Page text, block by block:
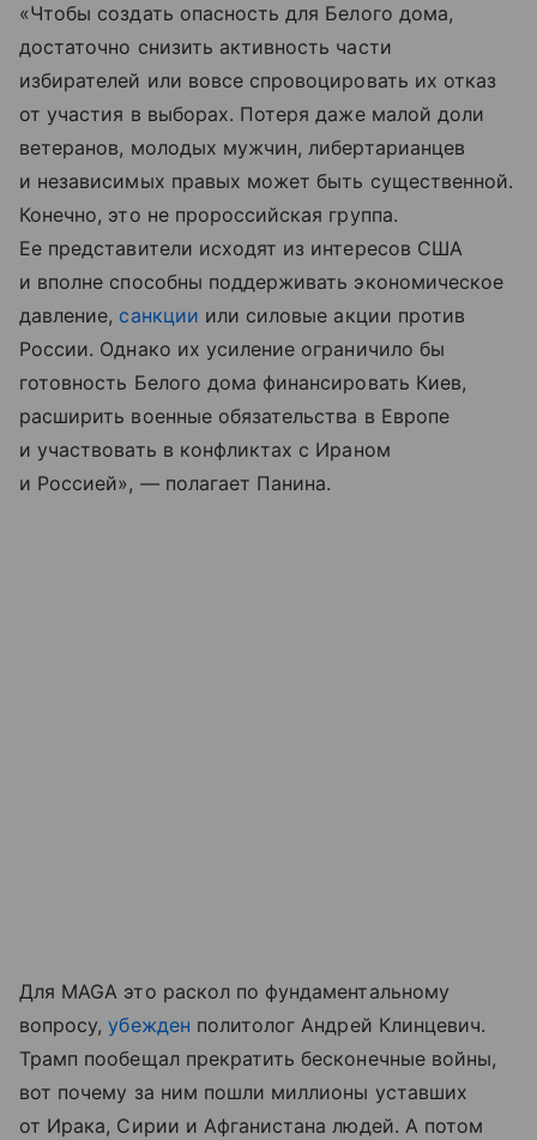
«Чтобы создать опасность для Белого дома,
достаточно снизить активность части
избирателей или вовсе спровоцировать их отказ
от участия в выборах. Потеря даже малой доли
ветеранов, молодых мужчин, либертарианцев
и независимых правых может быть существенной.
Конечно, это не пророссийская группа.
Ее представители исходят из интересов США
и вполне способны поддерживать экономическое
давление, санкции или силовые акции против
России. Однако их усиление ограничило бы
готовность Белого дома финансировать Киев,
расширить военные обязательства в Европе
и участвовать в конфликтах с Ираном
и Россией», — полагает Панина.
Для MAGA это раскол по фундаментальному
вопросу,убежден политолог Андрей Клинцевич.
Трамп пообещал прекратить бесконечные войны,
вот почему за ним пошли миллионы уставших
от Ирака, Сирии и Афганистана людей. А потом